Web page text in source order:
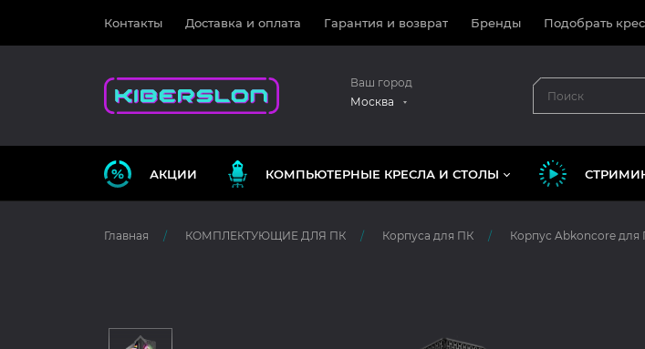
Контакты Доставка и оплата Гарантия и возврат Бренды Подобрать
Ваш город
Москва
АКЦИИ КОМПЬЮТЕРНЫЕ КРЕСЛА И СТОЛЫ
Главная КОМПЛЕКТУЮЩИЕ ДЛЯ ПК Корпуса для ПК Корпус Abkoncore для